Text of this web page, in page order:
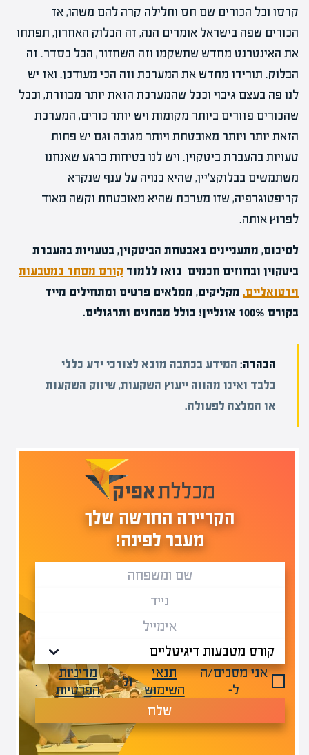
קרסו וכל הכורים שם חס וחלילה קרה להם משהו, אז
הכורים שפה בישראל אומרים הנה, זה הבלוק האחרון, תפתחו
את האינטרנט מחדש שתשקמו וזה השחזור, הכל בסדר. זה
הבלוק. תורידו מחדש את המערכת וזה הכי מעודכן. ואז יש
לנו פה בעצם גיבוי וככל שהמערכת הזאת יותר מבוזרת, וככל
שהכורים פזורים ביותר מקומות ויש יותר כורים, המערכת
הזאת יותר ויותר מאובטחת ויותר מגובה וגם יש פחות
טעויות בהעברת ביטקוין. ויש לנו בטיחות ברגע שאנחנו
משתמשים בבלוקצ'יין, שהיא בנויה על ענף שנקרא
קריפטוגרפיה, שזו מערכת שהיא מאובטחת וקשה מאוד
לפרוץ אותה.
לסיכום, מתעניינים באבטחת הביטקוין, בטעויות בהעברת
ביטקוין ובחוזים חכמים בואו ללמוד קורס מסחר במטבעות
וירטואליים. מקליקים, ממלאים פרטים ומתחילים מייד
בקורס 100% אונליין! כולל מבחנים ותרגולים.
הבהרה: המידע בכתבה מובא לצורכי ידע כללי
בלבד ואינו מהווה ייעוץ השקעות, שיווק השקעות
או המלצה לפעולה.
הקריירה החדשה שלך
מעבר לפינה!
אני מסכים/ה
ל-
תנאי
השימוש
ול-
מדיניות
הפרטיות
.
שלח